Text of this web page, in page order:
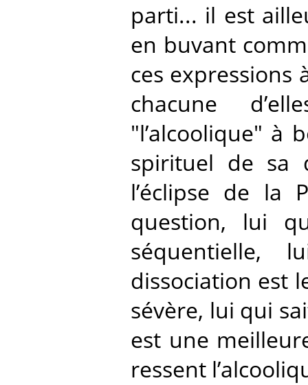
parti... il est
en buvant
ces expressions
chacune
"l’alcoolique" à
spirituel de sa
l’éclipse de la
question, lui
séquentielle,
dissociation est
sévère, lui qui
est une
ressent